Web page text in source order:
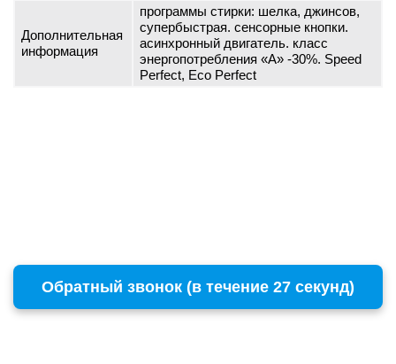
Дополнительная
информация
программы стирки: шелка, джинсов,
супербыстрая. сенсорные кнопки.
асинхронный двигатель. класс
энергопотребления «A» -30%. Speed
Perfect, Eco Perfect
Обратный звонок (в течение 27 секунд)